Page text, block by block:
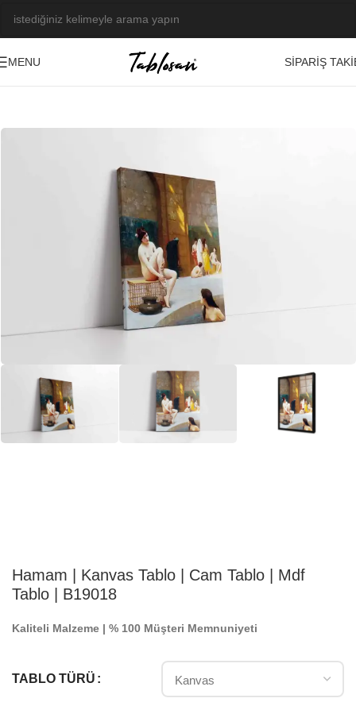
MENU
SIPARIŞ
Hamam | Kanvas Tablo | Cam Tablo | Mdf
Tablo | B19018
Kaliteli Malzeme | % 100 Müşteri Memnuniyeti
TABLO TÜRÜ